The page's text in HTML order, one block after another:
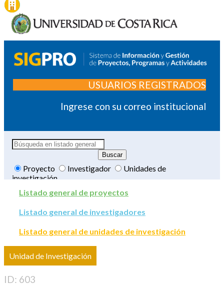
USUARIOS REGISTRADOS
Ingrese con su correo institucional
Proyecto Investigador
Unidades de
investigación
Listado general de proyectos
Listado general de investigadores
Listado general de unidades de investigación
Unidad de Investigación
ID: 603